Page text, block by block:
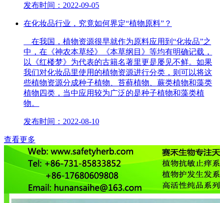
发布时间：2022-09-05
在化妆品行业，究竟如何界定“植物原料”？
在我国，植物资源很早就作为原料应用到“化妆品”之
中，在《神农本草经》《本草纲目》等均有明确记载，
以《红楼梦》为代表的古籍名著里更是屡见不鲜。如果
我们对化妆品里使用的植物资源进行分类，则可以将这
些植物资源分成种子植物、苔藓植物、蕨类植物和藻类
植物四类，当中应用较为广泛的是种子植物和藻类植
物。
发布时间：2022-08-10
查看更多